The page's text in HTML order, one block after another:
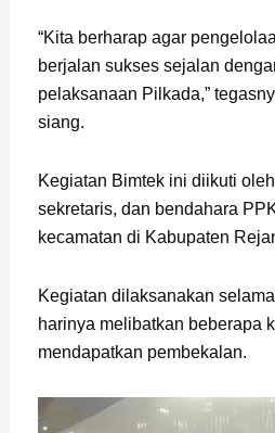
“Kita berharap agar
berjalan sukses sejalan
pelaksanaan Pilkada,”
siang.
Kegiatan Bimtek ini diikuti
sekretaris, dan bendahara
kecamatan di Kabupaten
Kegiatan dilaksanakan
harinya melibatkan beberapa
mendapatkan pembekalan.